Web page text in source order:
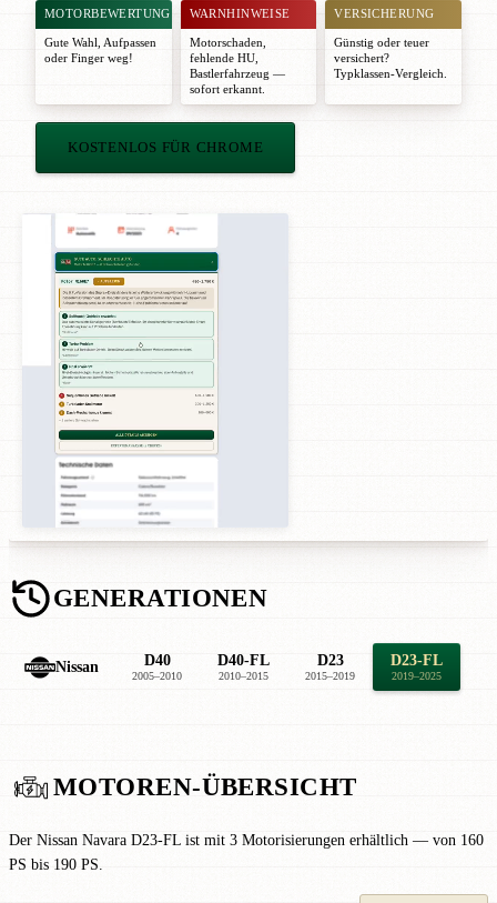
MOTORBEWERTUNG
Gute Wahl
Aufpassen
oder Finger weg!
WARNHINWEISE
Motorschaden,
fehlende HU,
Bastlerfahrzeug —
sofort erkannt.
VERSICHERUNG
Günstig oder teuer
versichert?
Typklassen-Vergleich.
KOSTENLOS FÜR CHROME
GENERATIONEN
Nissan D40
2005–2010
D40-FL
2010–2015
D23
2015–2019
D23-FL
2019–2025
MOTOREN-ÜBERSICHT
Der Nissan Navara D23-FL ist mit 3 Motorisierungen erhältlich — von 160
PS bis 190 PS.